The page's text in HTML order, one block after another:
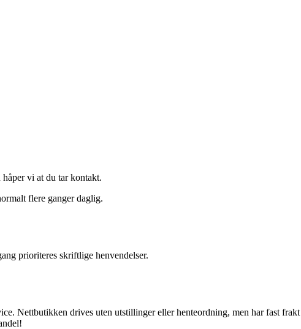
vi at du tar kontakt.
flere ganger daglig.
prioriteres skriftlige henvendelser.
Nettbutikken drives uten utstillinger eller henteordning, men har fast